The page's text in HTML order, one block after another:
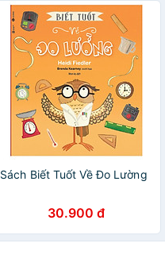
Sách Biết Tuốt Về Đo Lường
30.900 đ